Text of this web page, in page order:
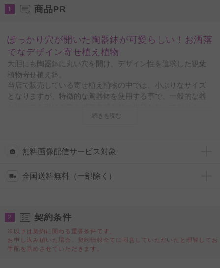
1 商品PR
ぽっかり穴が開いた陶器鉢が可愛らしい！お洒落
でなデザイン寄せ植え植物
大胆にも陶器鉢に丸い穴を開け、デザイン性を追求した観葉
植物寄せ植え鉢。
当店で販売している寄せ植え植物の中では、小ぶりなサイズ
となりますが、特徴的な陶器鉢を使用する事で、一般的な器
おりますので、フラワーショップにある植物と異なり鮮度抜
の目で植物の状態を見極めておりますので、季節に合わせて
良品をお届け出来るのもこの商品の特徴と言えるでしょう。
鉢の白色」が爽やかで清潔感のある雰囲気を演出してくれる
◆黒丸鉢・バスケット鉢入りの観葉植物より貴重価値がある
続きを読む
無料画像配信サービス対象
全国送料無料（一部除く）
2 契約条件
※以下は契約に関わる重要条件です。
お申し込み頂いた場合、契約情報全てに同意していただいたと理解してお
手配を進めさせていただきます。